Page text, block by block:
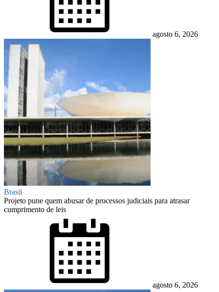
agosto 6, 2026
Brasil
Projeto pune quem abusar de processos judiciais para atrasar
cumprimento de leis
agosto 6, 2026